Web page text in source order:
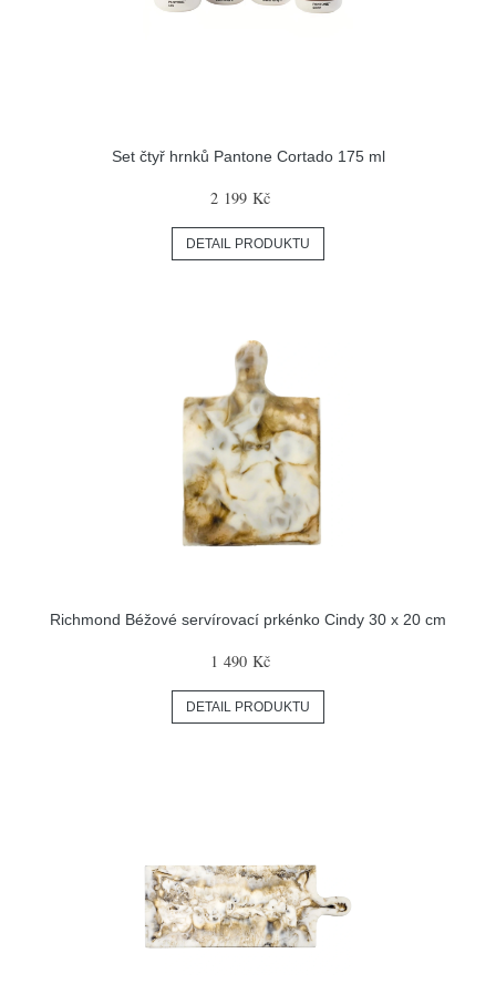
Set čtyř hrnků Pantone Cortado 175 ml
2 199 Kč
DETAIL PRODUKTU
Richmond Béžové servírovací prkénko Cindy 30 x 20 cm
1 490 Kč
DETAIL PRODUKTU